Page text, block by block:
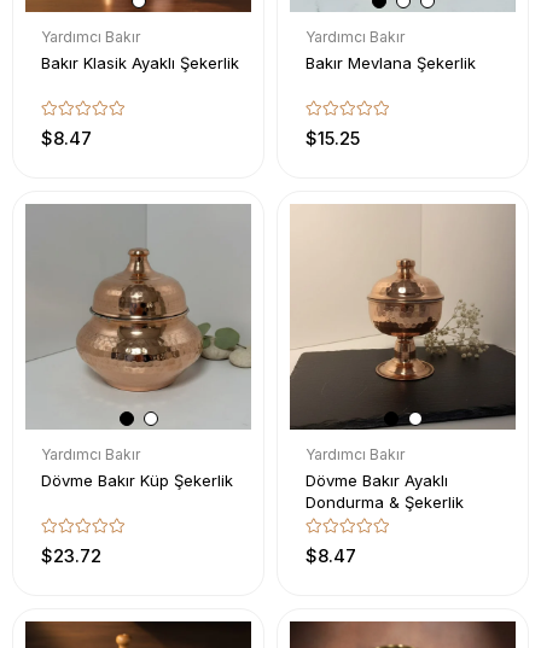
Yardımcı Bakır
Bakır Klasik Ayaklı Şekerlik
$8.47
Yardımcı Bakır
Bakır Mevlana Şekerlik
$15.25
Yardımcı Bakır
Dövme Bakır Küp Şekerlik
$23.72
Yardımcı Bakır
Dövme Bakır Ayaklı
Dondurma & Şekerlik
$8.47